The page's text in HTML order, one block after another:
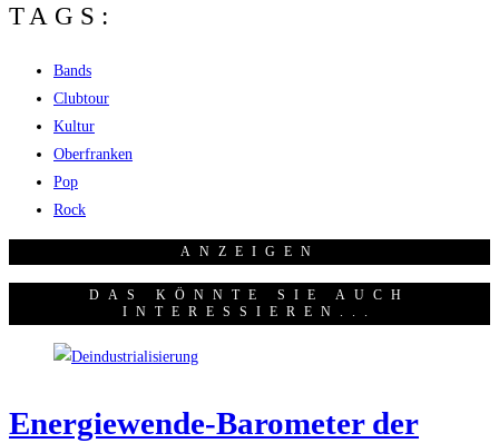
TAGS:
Bands
Clubtour
Kultur
Oberfranken
Pop
Rock
ANZEI­GEN
DAS KÖNNTE SIE AUCH
INTERESSIEREN...
Ener­gie­wen­de-Baro­me­ter der